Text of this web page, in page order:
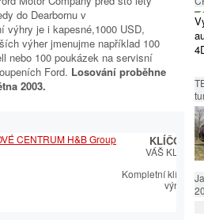
do Dearbornu v
výhry je i kapesné,1000 USD,
výher jmenujme například 100
nebo 100 poukázek na servisní
Ford. Losování proběhne
2003.
KLÍČOVÉ
VÁŠ
Kompletní
výroby